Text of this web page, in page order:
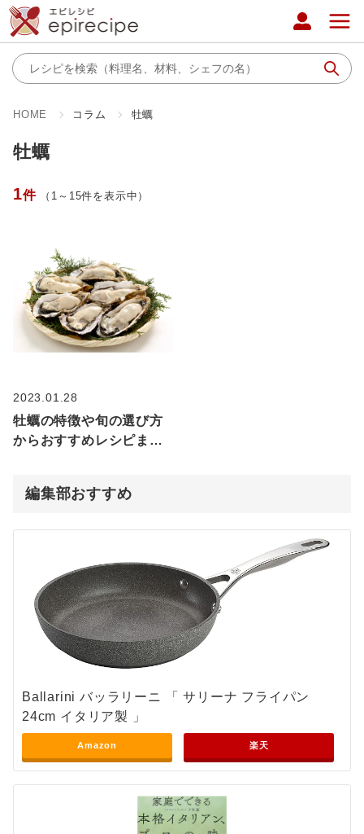
HOME コラム 牡蠣
牡蠣
1件 （1～15件を表示中）
2023.01.28
牡蠣の特徴や旬の選び方
からおすすめレシピまで
編集部おすすめ
Ballarini バッラリーニ 「 サリーナ フライパン
24cm イタリア製 」
Amazon 楽天